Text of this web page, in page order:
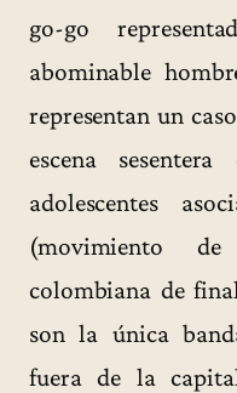
go-go
abominable
representan un
escena
adolescentes
(movimiento de
colombiana de
son la única
fuera de la